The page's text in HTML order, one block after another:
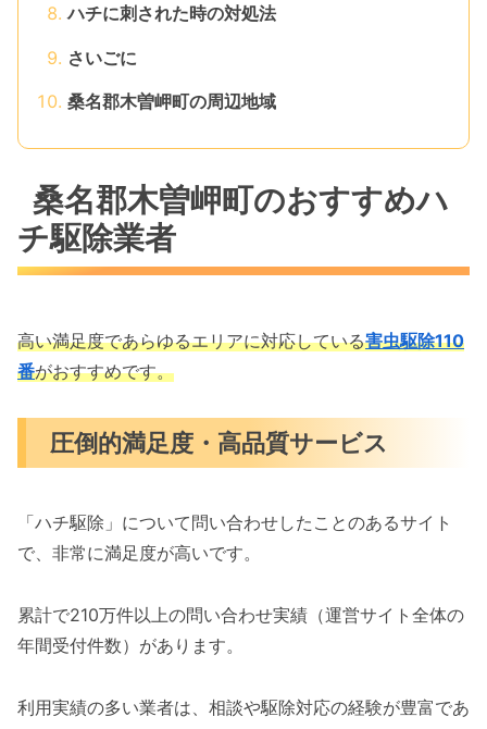
ハチに刺された時の対処法
さいごに
桑名郡木曽岬町の周辺地域
桑名郡木曽岬町のおすすめハ
チ駆除業者
高い満足度であらゆるエリアに対応している害虫駆除110
番がおすすめです。
圧倒的満足度・高品質サービス
「ハチ駆除」について問い合わせしたことのあるサイト
で、非常に満足度が高いです。
累計で210万件以上の問い合わせ実績（運営サイト全体の
年間受付件数）があります。
利用実績の多い業者は、相談や駆除対応の経験が豊富であ